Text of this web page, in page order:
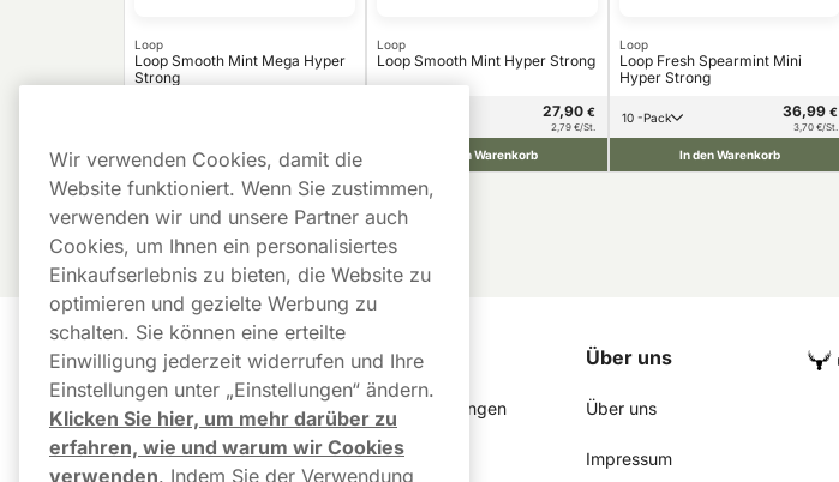
Loop
Loop Smooth Mint Mega Hyper
Strong
In den Warenkorb
Loop
Loop Smooth Mint Hyper Strong
27,90 €
2,79 €/St.
In den Warenkorb
Loop
Loop Fresh Spearmint Mini
Hyper Strong
10 -Pack 36,99 €
3,70 €/St.
In den Warenkorb
Kundendienst
Kundendienst
FAQ
Links
Cookie Einstellungen
Bestellverlauf
Über uns
Über uns
Impressum
Wir verwenden Cookies, damit die
Website funktioniert. Wenn Sie zustimmen,
verwenden wir und unsere Partner auch
Cookies, um Ihnen ein personalisiertes
Einkaufserlebnis zu bieten, die Website zu
optimieren und gezielte Werbung zu
schalten. Sie können eine erteilte
Einwilligung jederzeit widerrufen und Ihre
Einstellungen unter „Einstellungen“ ändern.
Klicken Sie hier, um mehr darüber zu
erfahren, wie und warum wir Cookies
verwenden. Indem Sie der Verwendung